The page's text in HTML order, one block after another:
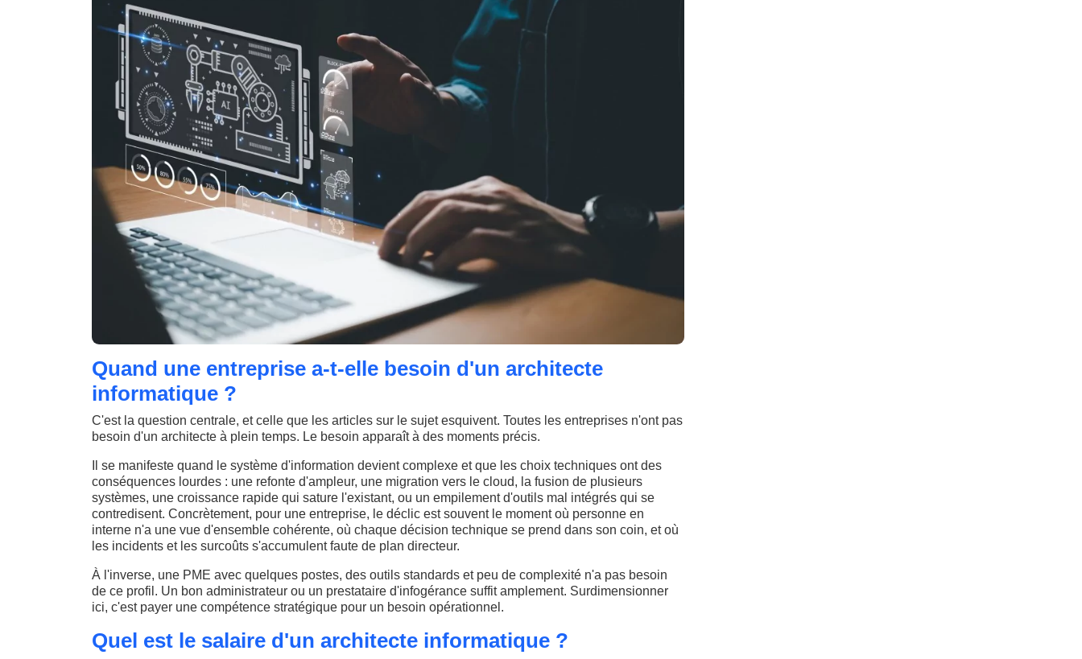
Quand une entreprise a-t-elle besoin d'un architecte
informatique ?
C'est la question centrale, et celle que les articles sur le sujet esquivent. Toutes les entreprises n'ont pas
besoin d'un architecte à plein temps. Le besoin apparaît à des moments précis.
Il se manifeste quand le système d'information devient complexe et que les choix techniques ont des
conséquences lourdes : une refonte d'ampleur, une migration vers le cloud, la fusion de plusieurs
systèmes, une croissance rapide qui sature l'existant, ou un empilement d'outils mal intégrés qui se
contredisent. Concrètement, pour une entreprise, le déclic est souvent le moment où personne en
interne n'a une vue d'ensemble cohérente, où chaque décision technique se prend dans son coin, et où
les incidents et les surcoûts s'accumulent faute de plan directeur.
À l'inverse, une PME avec quelques postes, des outils standards et peu de complexité n'a pas besoin
de ce profil. Un bon administrateur ou un prestataire d'infogérance suffit amplement. Surdimensionner
ici, c'est payer une compétence stratégique pour un besoin opérationnel.
Quel est le salaire d'un architecte informatique ?